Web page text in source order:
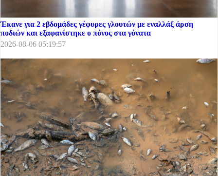
Έκανε για 2 εβδομάδες γέφυρες γλουτών με εναλλάξ άρση
ποδιών και εξαφανίστηκε ο πόνος στα γόνατα
2026-08-06 05:19:57